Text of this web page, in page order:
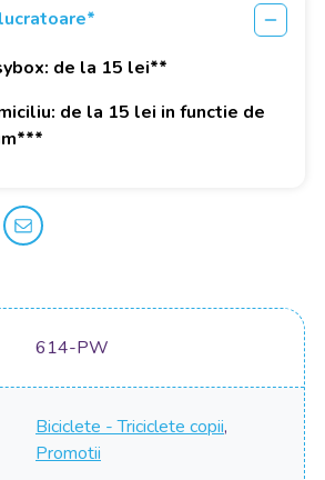
de la 15 lei**
de la 15 lei in functie de
614-PW
Biciclete - Triciclete copii,
Promotii